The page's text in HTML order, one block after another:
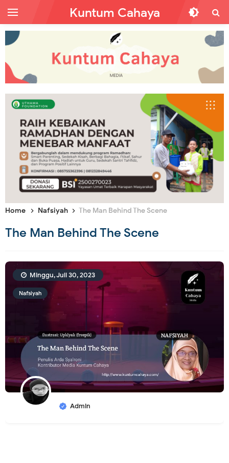
Kuntum Cahaya
Home Nafsiyah The Man Behind The Scene
The Man Behind The Scene
Nafsiyah
Admin
Minggu, Juli 30, 2023